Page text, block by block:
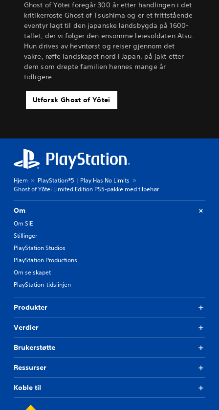
Ghost of Yōtei foregår 300 år etter handlingen i det
kritikerroste Ghost of Tsushima og er et frittstående
eventyr lagt til den japanske landsbygda på 1600-
tallet, der vi følger den ensomme leiesoldaten Atsu.
Hun drives av hevntørst og reiser gjennom det
vakre, røffe landskapet nord i Japan, på jakt etter
dem som drepte familien hennes mange år
tidligere.
Utforsk Ghost of Yōtei
Hjem
PlayStation®5 | Play Has No Limits
Ghost of Yōtei Limited Edition PS5-pakke med tilbehør
Om
Om SIE
Stillinger
PlayStation Studios
PlayStation Productions
Om selskapet
PlayStation-tidslinjen
Produkter
Verdier
Brukerstøtte
Ressurser
Koble til